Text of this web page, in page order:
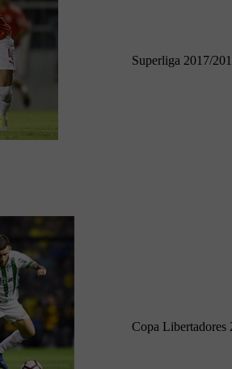
Superliga 2017/
Copa Libertadores